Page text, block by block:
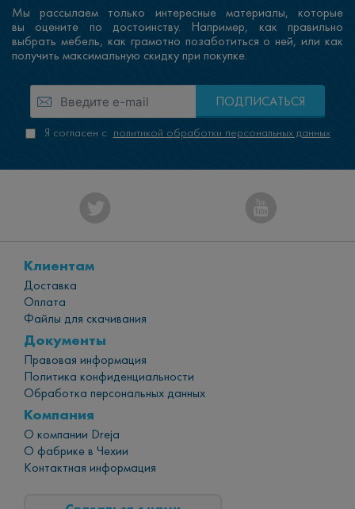
Мы рассылаем только интересные материалы, которые
вы оцените по достоинству. Например, как правильно
выбрать мебель, как грамотно позаботиться о ней, или как
получить максимальную скидку при покупке.
ПОДПИСАТЬСЯ
Я согласен с политикой обработки персональных данных
Клиентам
Доставка
Оплата
Файлы для скачивания
Документы
Правовая информация
Политика конфиденциальности
Обработка персональных данных
Компания
О компании Dreja
О фабрике в Чехии
Контактная информация